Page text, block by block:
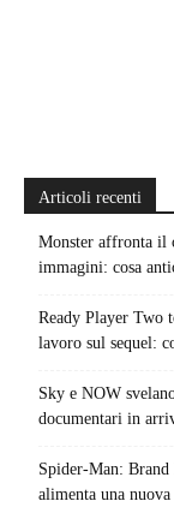
Articoli recenti
Monster affronta il
immagini: cosa
Ready Player Two
lavoro sul sequel:
Sky e NOW
documentari in
Spider-Man:
alimenta una